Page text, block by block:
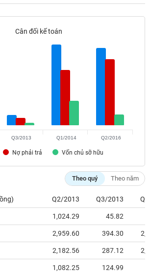
Cân đối kế toán
Nợ phải trả Vốn chủ sỡ hữu
Q3/2013 Q1/2014 Q2/2016
Theo quý Theo năm
Q2/2013 Q3/2013
1,024.29 45.82
2,959.60 394.30
2,182.56 287.12
1,082.25 124.99